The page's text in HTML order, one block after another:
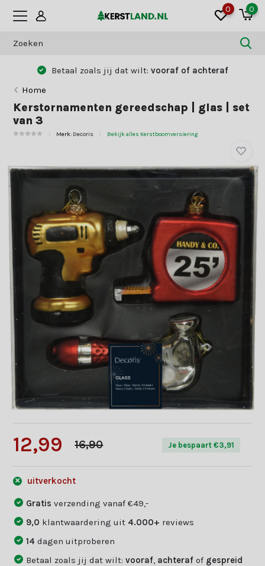
0 0
zoals jij dat wilt: vooraf of achteraf
Home
Kerstornamenten gereedschap | glas | set
van 3
Merk: Decoris Bekijk alles Kerstboomversiering
12,99 16,90 Je bespaart €3,91
uitverkocht
Gratisverzending vanaf €49,-
9,0 klantwaardering uit 4.000+ reviews
14dagen uitproberen
Betaal zoals jij dat wilt:vooraf achteraf of gespreid